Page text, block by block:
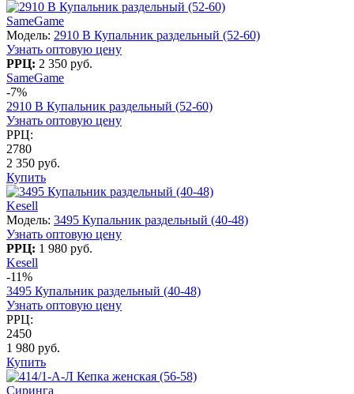
SameGame
Модель: 2910 B Купальник раздельный (52-60)
Узнать оптовую цену
РРЦ: 2 350 руб.
SameGame
-7%
2910 B Купальник раздельный (52-60)
Узнать оптовую цену
РРЦ:
2780
2 350 руб.
Купить
Kesell
Модель: 3495 Купальник раздельный (40-48)
Узнать оптовую цену
РРЦ: 1 980 руб.
Kesell
-11%
3495 Купальник раздельный (40-48)
Узнать оптовую цену
РРЦ:
2450
1 980 руб.
Купить
Сиринга